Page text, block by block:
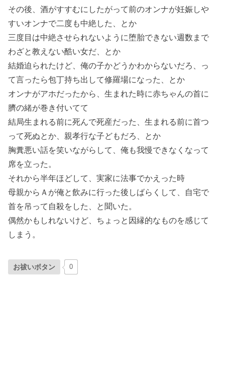
その後、酒がすすむにしたがって前のオンナが妊娠しや
すいオンナで二度も中絶した、とか
三度目は中絶させられないように堕胎できない週数まで
わざと教えない酷い女だ、とか
結婚迫られたけど、俺の子かどうかわからないだろ、っ
て言ったら包丁持ち出して修羅場になった、とか
オンナがアホだったから、生まれた時に赤ちゃんの首に
臍の緒が巻き付いてて
結局生まれる前に死んで死産だった、生まれる前に首つ
って死ぬとか、親孝行な子どもだろ、とか
胸糞悪い話を笑いながらして、俺も我慢できなくなって
席を立った。
それから半年ほどして、実家に法事でかえった時
母親からＡが俺と飲みに行った後しばらくして、自宅で
首を吊って自殺をした、と聞いた。
偶然かもしれないけど、ちょっと因縁的なものを感じて
しまう。
お祓いボタン 0